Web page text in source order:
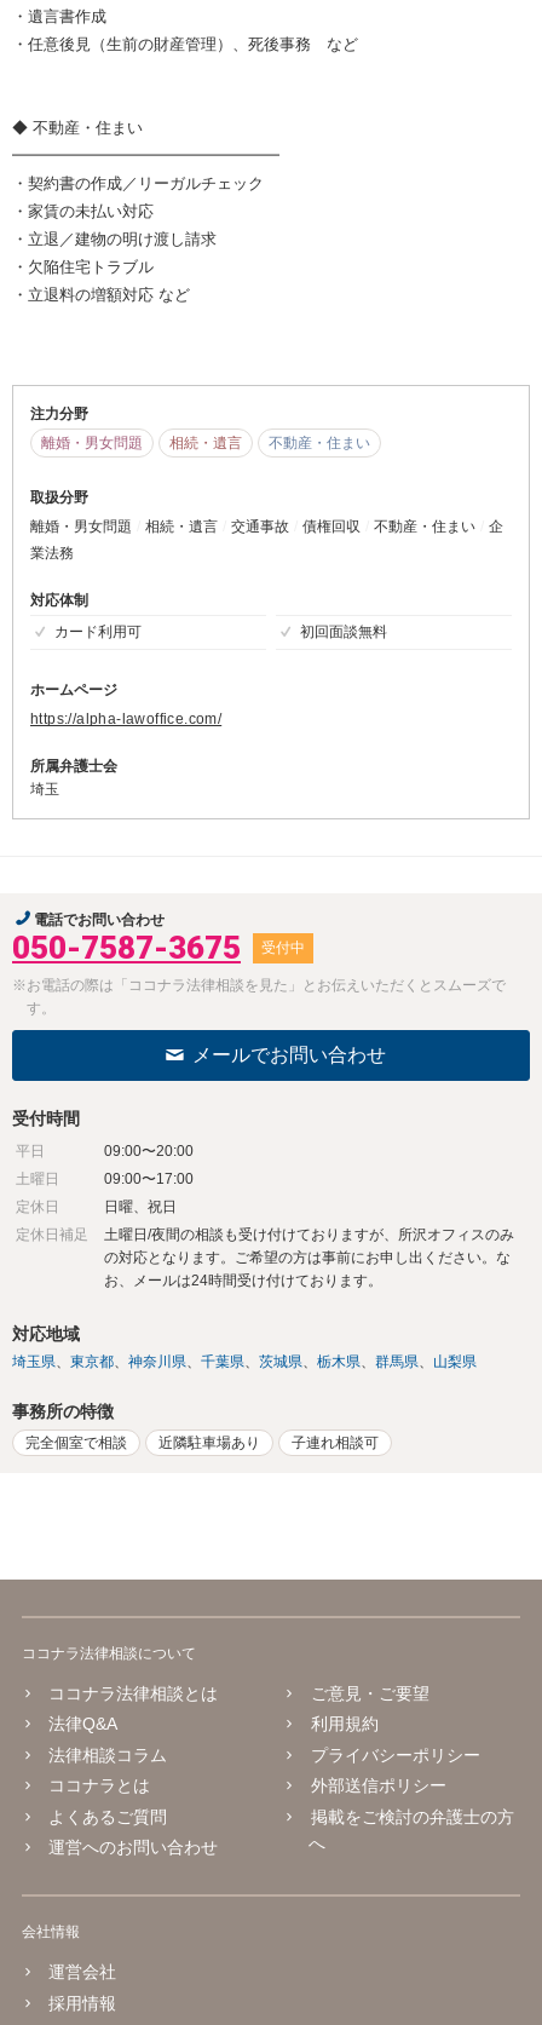
・遺言書作成
・任意後見（生前の財産管理）、死後事務 など
◆ 不動産・住まい
━━━━━━━━━━━━━━━━━
・契約書の作成／リーガルチェック
・家賃の未払い対応
・立退／建物の明け渡し請求
・欠陥住宅トラブル
・立退料の増額対応 など
注力分野
離婚・男女問題
相続・遺言 不動産・住まい
取扱分野
離婚・男女問題
相続・遺言 交通事故 債権回収 不動産・住まい
企
業法務
対応体制
カード利用可
初回面談無料
ホームページ
https://alpha-lawoffice.com/
所属弁護士会
埼玉
電話でお問い合わせ
050-7587-3675 受付中
※お電話の際は「ココナラ法律相談を見た」とお伝えいただくとスムーズで
す。
メールでお問い合わせ
受付時間
平日
09:00〜20:00
土曜日
09:00〜17:00
定休日
日曜、祝日
定休日補足
土曜日/夜間の相談も受け付けておりますが、所沢オフィスのみ
の対応となります。ご希望の方は事前にお申し出ください。な
お、メールは24時間受け付けております。
対応地域
埼玉県 東京都 神奈川県 千葉県 茨城県 栃木県 群馬県 山梨県
事務所の特徴
完全個室で相談 近隣駐車場あり 子連れ相談可
ココナラ法律相談について
ココナラ法律相談とは
法律Q&A
法律相談コラム
ココナラとは
よくあるご質問
運営へのお問い合わせ
ご意見・ご要望
利用規約
プライバシーポリシー
外部送信ポリシー
掲載をご検討の弁護士の方
へ
会社情報
運営会社
採用情報